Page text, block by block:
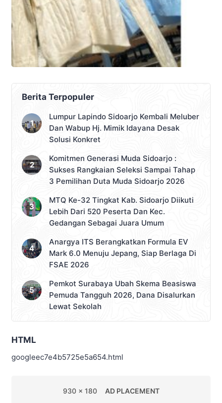
Berita Terpopuler
Lumpur Lapindo Sidoarjo Kembali Meluber
Dan Wabup Hj. Mimik Idayana Desak
Solusi Konkret
Komitmen Generasi Muda Sidoarjo :
Sukses Rangkaian Seleksi Sampai Tahap
3 Pemilihan Duta Muda Sidoarjo 2026
MTQ Ke-32 Tingkat Kab. Sidoarjo Diikuti
Lebih Dari 520 Peserta Dan Kec.
Gedangan Sebagai Juara Umum
Anargya ITS Berangkatkan Formula EV
Mark 6.0 Menuju Jepang, Siap Berlaga Di
FSAE 2026
Pemkot Surabaya Ubah Skema Beasiswa
Pemuda Tangguh 2026, Dana Disalurkan
Lewat Sekolah
HTML
googleec7e4b5725e5a654.html
930 x 180 AD PLACEMENT